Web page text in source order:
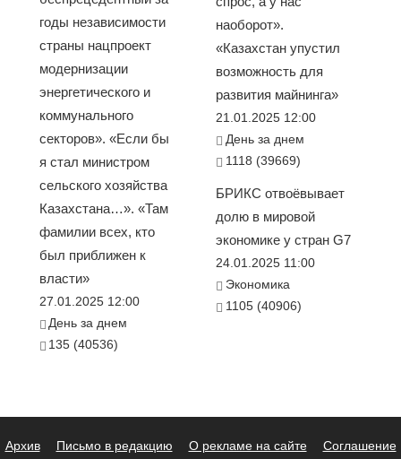
годы независимости
страны нацпроект
модернизации
энергетического и
коммунального
секторов». «Если бы
я стал министром
сельского хозяйства
Казахстана…». «Там
фамилии всех, кто
был приближен к
власти»
27.01.2025 12:00
День за днем
135 (40536)
наоборот».
«Казахстан упустил
возможность для
развития майнинга»
21.01.2025 12:00
День за днем
1118 (39669)
БРИКС отвоёвывает
долю в мировой
экономике у стран G7
24.01.2025 11:00
Экономика
1105 (40906)
Архив Письмо в редакцию О рекламе на сайте Соглашение